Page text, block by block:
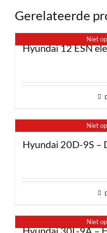
Gerelateerde
Niet
Hyundai 12 ESN
Niet
Hyundai 20D-9S –
Niet
Hyundai 30L-9A –